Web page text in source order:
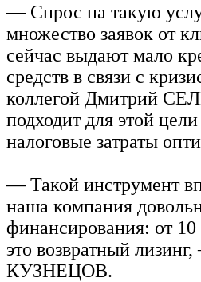
— Спрос на такую
множество заявок от
сейчас выдают мало
средств в связи с
коллегой Дмитрий
подходит для этой
налоговые затраты
— Такой инструмент
наша компания
финансирования: от
это возвратный
КУЗНЕЦОВ.